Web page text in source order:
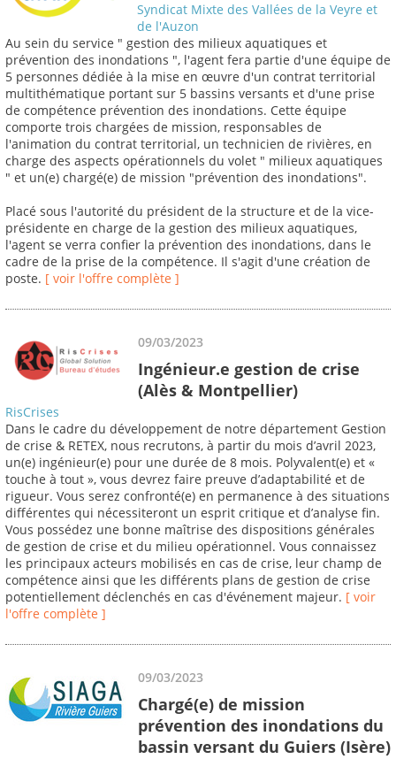
Syndicat Mixte des Vallées de la Veyre et
de l'Auzon
Au sein du service " gestion des milieux aquatiques et
prévention des inondations ", l'agent fera partie d'une équipe de
5 personnes dédiée à la mise en œuvre d'un contrat territorial
multithématique portant sur 5 bassins versants et d'une prise
de compétence prévention des inondations. Cette équipe
comporte trois chargées de mission, responsables de
l'animation du contrat territorial, un technicien de rivières, en
charge des aspects opérationnels du volet " milieux aquatiques
" et un(e) chargé(e) de mission "prévention des inondations".
Placé sous l'autorité du président de la structure et de la vice-
présidente en charge de la gestion des milieux aquatiques,
l'agent se verra confier la prévention des inondations, dans le
cadre de la prise de la compétence. Il s'agit d'une création de
poste. [ voir l'offre complète ]
09/03/2023
Ingénieur.e gestion de crise
(Alès & Montpellier)
RisCrises
Dans le cadre du développement de notre département Gestion
de crise & RETEX, nous recrutons, à partir du mois d’avril 2023,
un(e) ingénieur(e) pour une durée de 8 mois. Polyvalent(e) et «
touche à tout », vous devrez faire preuve d’adaptabilité et de
rigueur. Vous serez confronté(e) en permanence à des situations
différentes qui nécessiteront un esprit critique et d’analyse fin.
Vous possédez une bonne maîtrise des dispositions générales
de gestion de crise et du milieu opérationnel. Vous connaissez
les principaux acteurs mobilisés en cas de crise, leur champ de
compétence ainsi que les différents plans de gestion de crise
potentiellement déclenchés en cas d'événement majeur. [ voir
l'offre complète ]
09/03/2023
Chargé(e) de mission
prévention des inondations du
bassin versant du Guiers (Isère)